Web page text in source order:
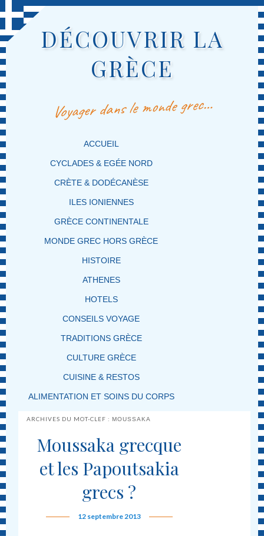
DÉCOUVRIR LA
GRÈCE
Voyager dans le monde grec…
MENU PRINCIPAL
MASQUER LA NAVIGATION PRINCIPALE
MASQUER LA NAVIGATION SECONDAIRE
ACCUEIL
CYCLADES & EGÉE NORD
CRÈTE & DODÉCANÈSE
ILES IONIENNES
GRÈCE CONTINENTALE
MONDE GREC HORS GRÈCE
HISTOIRE
ATHENES
HOTELS
CONSEILS VOYAGE
TRADITIONS GRÈCE
CULTURE GRÈCE
CUISINE & RESTOS
ALIMENTATION ET SOINS DU CORPS
ARCHIVES DU MOT-CLEF :MOUSSAKA
Moussaka grecque
et les Papoutsakia
grecs ?
12 septembre 2013